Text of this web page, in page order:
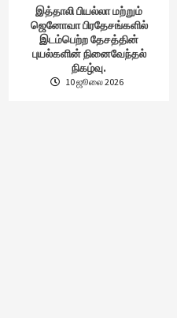
இத்தாலி பியல்லா மற்றும்
ஜெனோவா பிரதேசங்களில்
இடம்பெற்ற தேசத்தின்
புயல்களின் நினைவேந்தல்
நிகழ்வு.
10 ஜூலை 2026